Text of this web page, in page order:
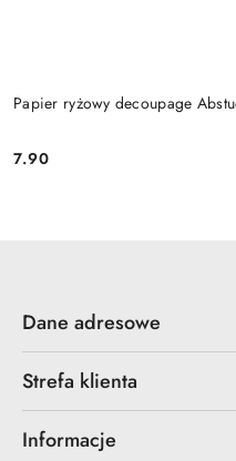
Papier ryżowy decoupage
Cena:
7.90
Dane adresowe
Strefa klienta
Informacje